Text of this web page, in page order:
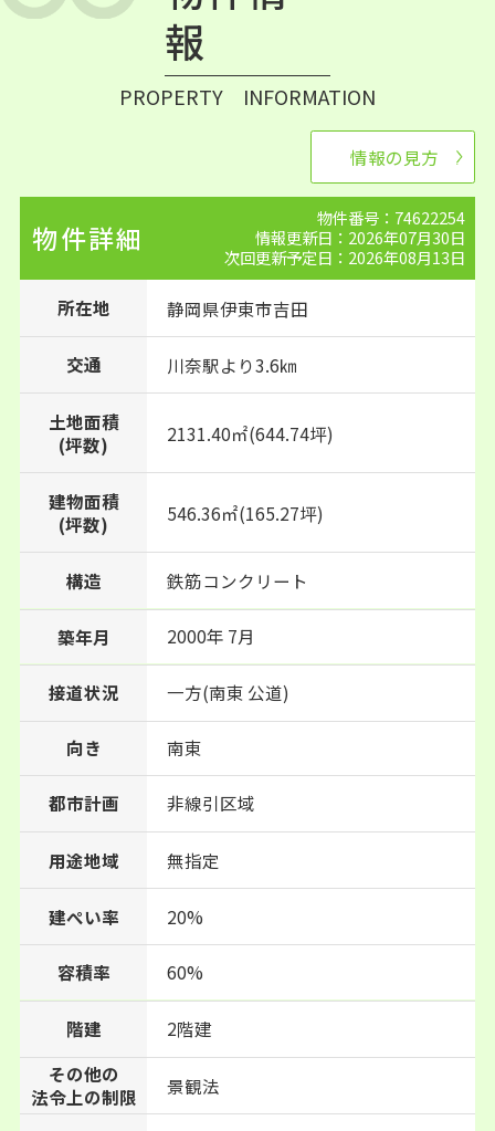
報
PROPERTY INFORMATION
情報の見方
物件詳細
物件番号：74622254
情報更新日：2026年07月30日
次回更新予定日：2026年08月13日
所在地 静岡県伊東市吉田
交通 川奈駅より3.6㎞
土地面積
(坪数)
2131.40㎡(644.74坪)
建物面積
(坪数)
546.36㎡(165.27坪)
構造 鉄筋コンクリート
築年月 2000年 7月
接道状況 一方(南東 公道)
向き 南東
都市計画 非線引区域
用途地域 無指定
建ぺい率 20%
容積率 60%
階建
2階建
その他の
法令上の制限
景観法